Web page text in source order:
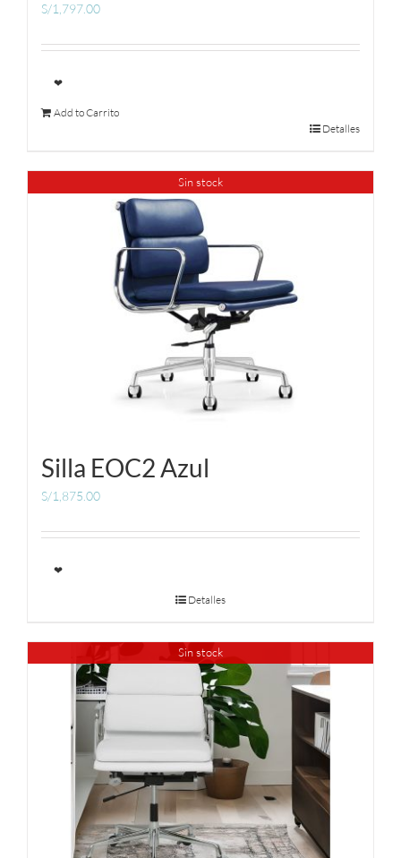
S/1,797.00
❤
Add to Carrito
Detalles
Sin stock
Silla EOC2 Azul
S/1,875.00
❤
Detalles
Sin stock